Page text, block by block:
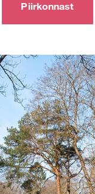
Piirkonnast